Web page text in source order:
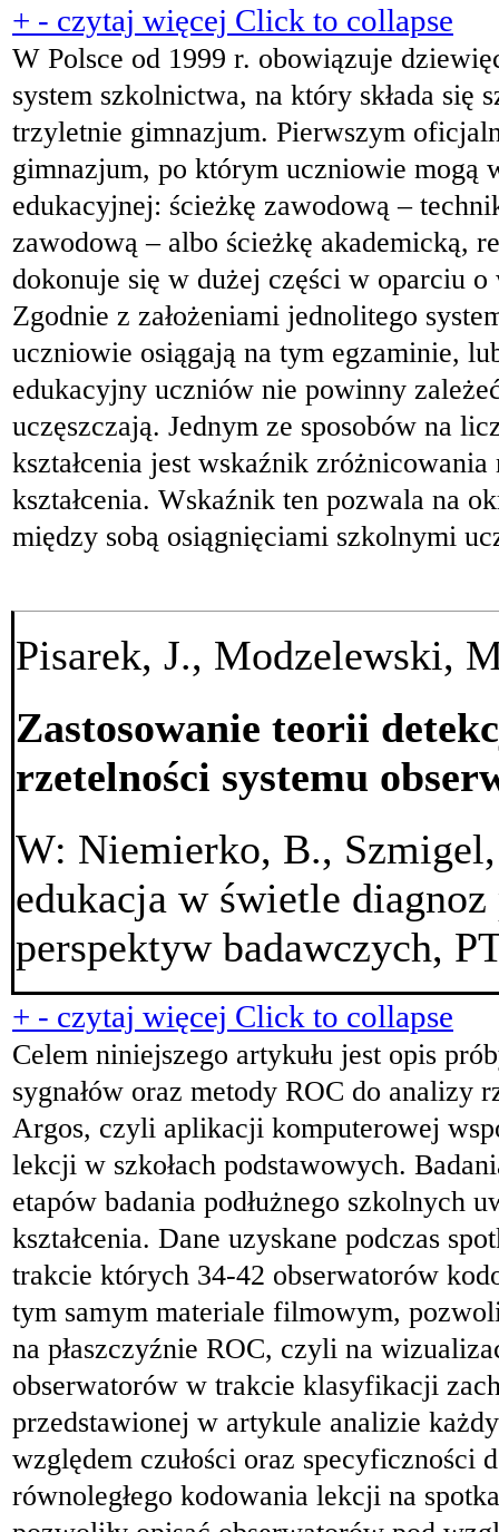
+ - czytaj więcej Click to collapse
W Polsce od 1999 r. obowiązuje
system szkolnictwa, na który składa się
trzyletnie gimnazjum. Pierwszym
gimnazjum, po którym uczniowie mogą
edukacyjnej: ścieżkę zawodową –
zawodową – albo ścieżkę akademicką,
dokonuje się w dużej części w oparciu
Zgodnie z założeniami jednolitego
uczniowie osiągają na tym egzaminie,
edukacyjny uczniów nie powinny
uczęszczają. Jednym ze sposobów na
kształcenia jest wskaźnik
kształcenia. Wskaźnik ten pozwala na
między sobą osiągnięciami szkolnymi
Pisarek, J., Modzelewski,
Zastosowanie teorii
rzetelności systemu
W: Niemierko, B.,
edukacja w świetle
perspektyw badawczych,
+ - czytaj więcej Click to collapse
Celem niniejszego artykułu jest opis
sygnałów oraz metody ROC do analizy
Argos, czyli aplikacji komputerowej
lekcji w szkołach podstawowych.
etapów badania podłużnego szkolnych
kształcenia. Dane uzyskane podczas
trakcie których 34-42 obserwatorów
tym samym materiale filmowym,
na płaszczyźnie ROC, czyli na
obserwatorów w trakcie klasyfikacji
przedstawionej w artykule analizie
względem czułości oraz specyficzności
równoległego kodowania lekcji na